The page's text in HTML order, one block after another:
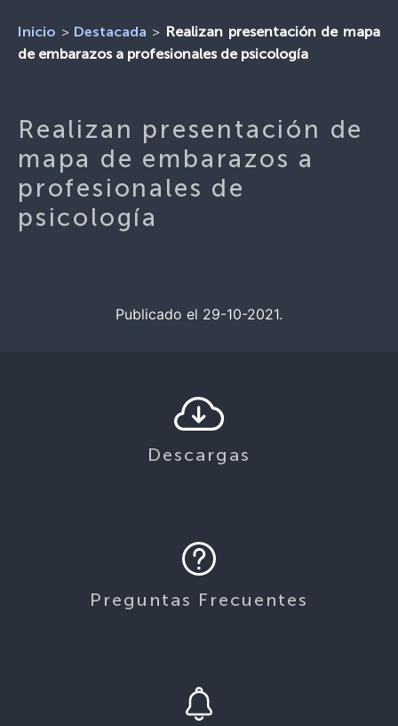
Inicio > Destacada > Realizan presentación de mapa
de embarazos a profesionales de psicología
Realizan presentación de
mapa de embarazos a
profesionales de
psicología
Publicado el 29-10-2021.
Descargas
Preguntas Frecuentes